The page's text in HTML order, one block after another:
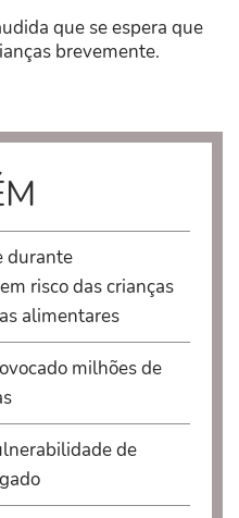
que se espera que
brevemente.
durante
risco das crianças
alimentares
milhões de
de